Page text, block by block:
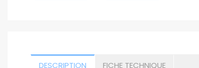
DESCRIPTION FICHE TECHNIQUE